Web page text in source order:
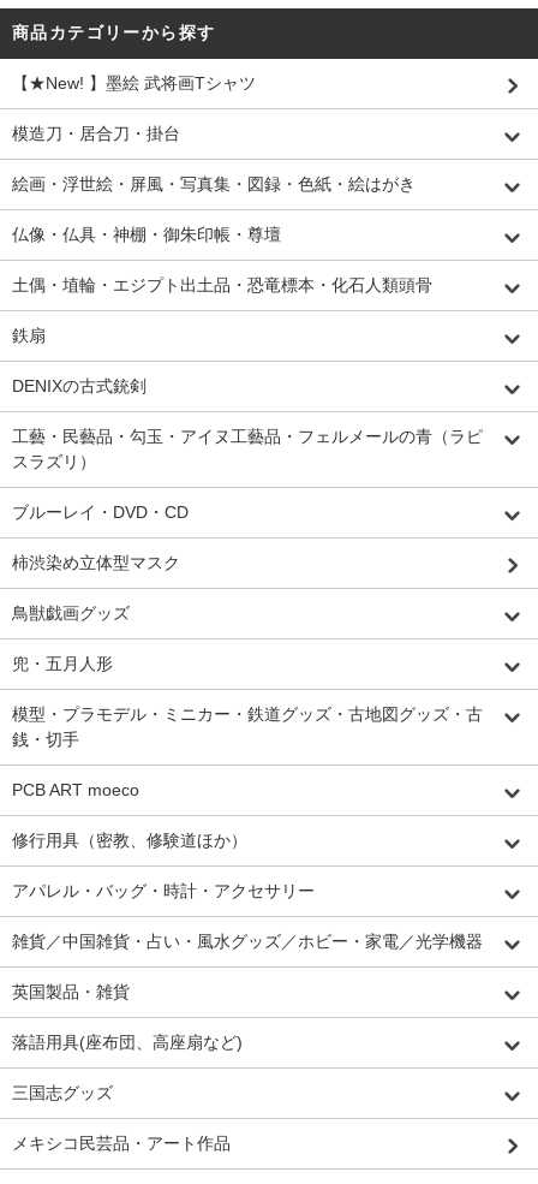
商品カテゴリーから探す
【★New! 】墨絵 武将画Tシャツ
模造刀・居合刀・掛台
絵画・浮世絵・屏風・写真集・図録・色紙・絵はがき
仏像・仏具・神棚・御朱印帳・尊壇
土偶・埴輪・エジプト出土品・恐竜標本・化石人類頭骨
鉄扇
DENIXの古式銃剣
工藝・民藝品・勾玉・アイヌ工藝品・フェルメールの青（ラピ
スラズリ）
ブルーレイ・DVD・CD
柿渋染め立体型マスク
鳥獣戯画グッズ
兜・五月人形
模型・プラモデル・ミニカー・鉄道グッズ・古地図グッズ・古
銭・切手
PCB ART moeco
修行用具（密教、修験道ほか）
アパレル・バッグ・時計・アクセサリー
雑貨／中国雑貨・占い・風水グッズ／ホビー・家電／光学機器
英国製品・雑貨
落語用具(座布団、高座扇など)
三国志グッズ
メキシコ民芸品・アート作品